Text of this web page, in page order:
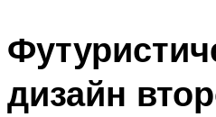
дизайн